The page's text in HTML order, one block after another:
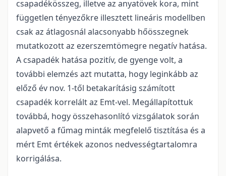
csapadékösszeg, illetve az anyatövek kora, mint
független tényezőkre illesztett lineáris modellben
csak az átlagosnál alacsonyabb hőösszegnek
mutatkozott az ezerszemtömegre negatív hatása.
A csapadék hatása pozitív, de gyenge volt, a
további elemzés azt mutatta, hogy leginkább az
előző év nov. 1-től betakarításig számított
csapadék korrelált az Emt-vel. Megállapítottuk
továbbá, hogy összehasonlító vizsgálatok során
alapvető a fűmag minták megfelelő tisztítása és a
mért Emt értékek azonos nedvességtartalomra
korrigálása.